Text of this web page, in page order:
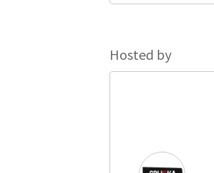
Hosted by